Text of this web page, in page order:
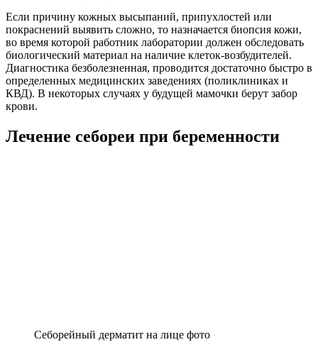
Если причину кожных высыпаний, припухлостей или
покраснений выявить сложно, то назначается биопсия кожи,
во время которой работник лаборатории должен обследовать
биологический материал на наличие клеток-возбудителей.
Диагностика безболезненная, проводится достаточно быстро в
определенных медицинских заведениях (поликлиниках и
КВД). В некоторых случаях у будущей мамочки берут забор
крови.
Лечение себореи при беременности
Себорейный дерматит на лице фото